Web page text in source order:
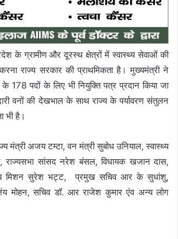
के ग्रामीण और दूरस्थ क्षेत्रों में स्वास्थ्य सेवाओं की
राज्य सरकार की प्राथमिकता है। मुख्यमंत्री ने
178 पदों के लिए भी नियुक्ति पत्र प्रदान किया जा
वनों की देखभाल के साथ राज्य के पर्यावरण संतुलन
भी है।
मंत्री अजय टम्टा, वन मंत्री सुबोध उनियाल, स्वास्थ्य
राज्यसभा सांसद नरेश बंसल, विधायक खजान दास,
मिशन सुरेश भट्ट, प्रमुख सचिव आर के सुधांशु,
मोहन, सचिव डॉ. आर राजेश कुमार एंव अन्य लोग